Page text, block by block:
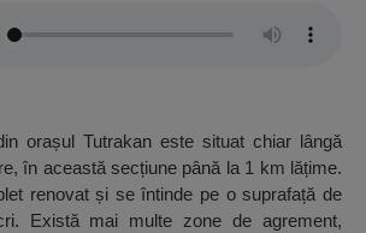
orașul Tutrakan este situat chiar lângă
în această secțiune până la 1 km lățime.
renovat și se întinde pe o suprafață de
Există mai multe zone de agrement,